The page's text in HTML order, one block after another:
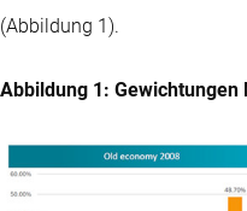
(Abbildung 1).
Abbildung 1: Gewichtungen